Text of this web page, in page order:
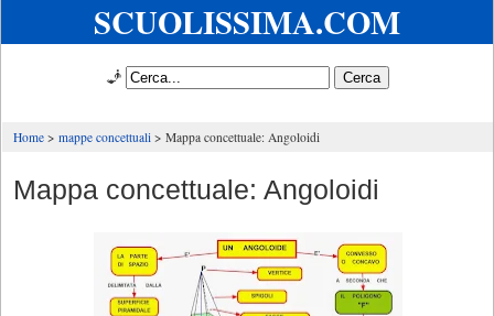
SCUOLISSIMA.COM
🧞
Home mappe concettuali Mappa concettuale: Angoloidi
Mappa concettuale: Angoloidi